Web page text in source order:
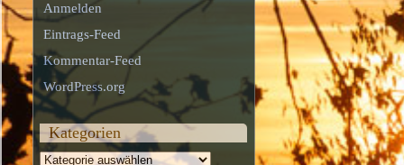
Anmelden
Eintrags-Feed
Kommentar-Feed
WordPress.org
Kategorien
Kategorien